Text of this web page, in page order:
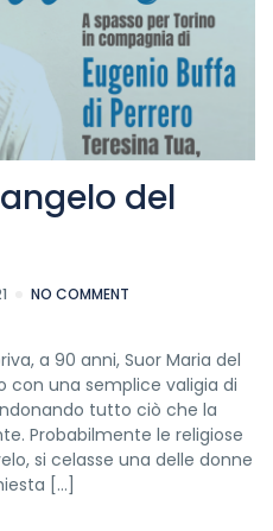
del
NO COMMENT
a 90 anni, Suor Maria del
con una semplice valigia di
tutto ciò che la
Probabilmente le religiose
si celasse una delle donne
[…]